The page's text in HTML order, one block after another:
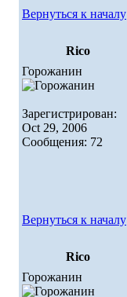
Вернуться к началу
Rico
Горожанин
Зарегистрирован:
Oct 29, 2006
Сообщения: 72
Вернуться к началу
Rico
Горожанин